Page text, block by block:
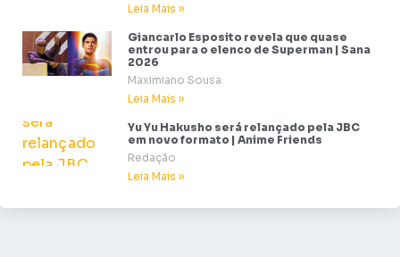
Leia Mais »
Giancarlo Esposito revela que quase
entrou para o elenco de Superman | Sana
2026
Maximiano Sousa
Leia Mais »
Yu Yu Hakusho será relançado pela JBC
em novo formato | Anime Friends
Redação
Leia Mais »